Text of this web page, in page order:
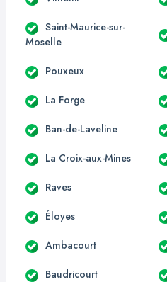
Saint-Maurice-sur-
Moselle
Pouxeux
La Forge
Ban-de-Laveline
La Croix-aux-Mines
Raves
Éloyes
Ambacourt
Baudricourt